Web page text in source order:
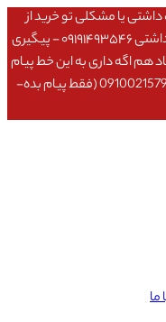
یا مشکلی تو خرید از
سایت ۰۹۱۰۹۸۰۸۵۶۵- مشکلی بعد از خریدت داشتی ۰۹۱۹۱۴۹۳۵۴۶ - پیگیری
یا پیشنهاد هم اگه داری به این خط پیام
بده مستقیم میره تو صندوق پیام مدیرعامل 09100215792 (فقط پیام بده-
ما